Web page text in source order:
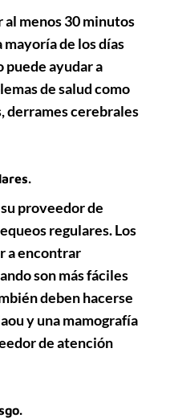
al menos 30 minutos
de los días
puede ayudar a
de salud como
derrames cerebrales
proveedor de
regulares. Los
a encontrar
son más fáciles
deben hacerse
y una mamografía
de atención